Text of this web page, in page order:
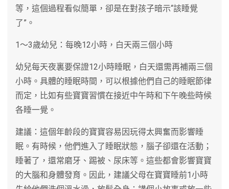
等，這個過程看似簡單，卻是在對孩子暗示“該睡覺
了”。
1～3歲幼兒：每晚12小時，白天兩三個小時
幼兒每天夜裏要保證12小時睡眠，白天還需再補兩三個
小時。具體的睡眠時間，可以根據他們自己的睡眠節律
而定，比如有些寶寶習慣在接近中午時和下午晚些時候
各睡一覺。
建議：這個年齡段的寶寶容易因玩得太興奮而影響睡
眠。有時候，他們進入了睡眠狀態，腦子卻還在活動；
睡著了，還常磨牙、踢被、尿床等。這些都會影響寶寶
的大腦和身體發育。因此，建議父母在寶寶睡前1小時